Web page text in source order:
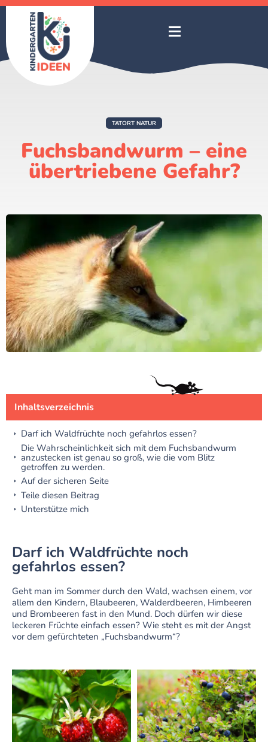
TATORT NATUR
Fuchsbandwurm – eine
übertriebene Gefahr?
Inhaltsverzeichnis
Darf ich Waldfrüchte noch gefahrlos essen?
Die Wahrscheinlichkeit sich mit dem Fuchsbandwurm
anzustecken ist genau so groß, wie die vom Blitz
getroffen zu werden.
Auf der sicheren Seite
Teile diesen Beitrag
Unterstütze mich
Darf ich Waldfrüchte noch
gefahrlos essen?
Geht man im Sommer durch den Wald, wachsen einem, vor
allem den Kindern, Blaubeeren, Walderdbeeren, Himbeeren
und Brombeeren fast in den Mund. Doch dürfen wir diese
leckeren Früchte einfach essen? Wie steht es mit der Angst
vor dem gefürchteten „Fuchsbandwurm“?